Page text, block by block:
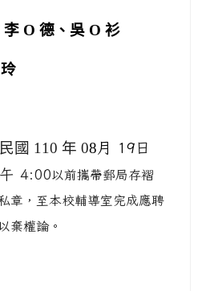
李 O 德、吳 O 衫
國 110 年 08 月 19 日
4:00 以前攜帶郵局存褶
章，至本校輔導室完成應聘
棄權論。